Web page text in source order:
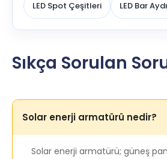
LED Spot Çeşitleri LED Bar
Sıkça Sorulan
Solar enerji armatürü nedir?
Solar enerji armatürü; güneş